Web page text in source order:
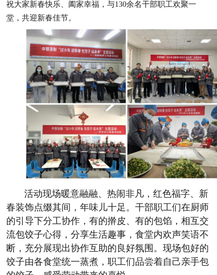
祝大家新春快乐、阖家幸福，与130余名干部职工欢聚一
堂，共迎新春佳节。
活动现场暖意融融、热闹非凡，红色福字、新
春装饰点缀其间，年味儿十足。干部职工们在厨师
的引导下分工协作，有的擀皮、有的包馅，相互交
流包饺子心得，分享生活趣事，食堂内欢声笑语不
断，充分展现出协作互助的良好氛围。现场包好的
饺子由各食堂统一蒸煮，职工们品尝着自己亲手包